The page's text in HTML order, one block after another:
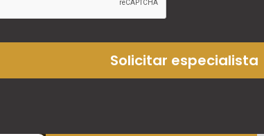
Solicitar especialista